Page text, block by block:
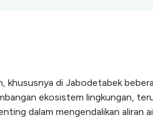
di Jabodetabek
ekosistem lingkungan,
dalam mengendalikan aliran